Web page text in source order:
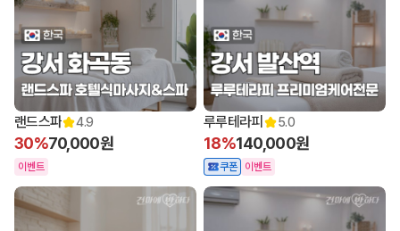
랜드스파 4.9
30%70,000원
이벤트
루루테라피 5.0
18%140,000원
쿠폰 이벤트